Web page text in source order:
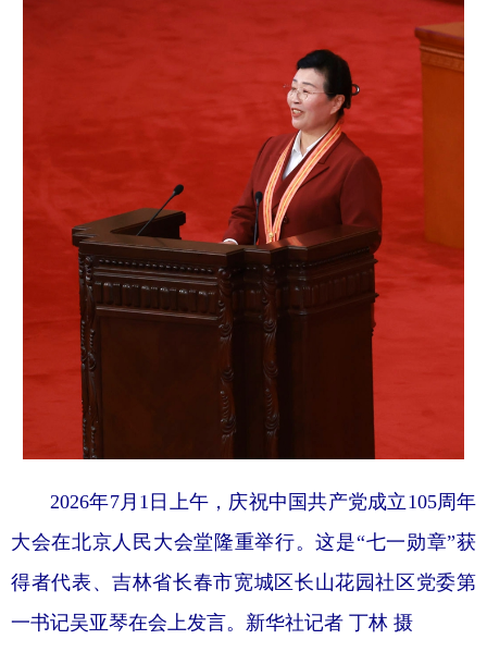
2026年7月1日上午，庆祝中国共产党成立105周年
大会在北京人民大会堂隆重举行。这是“七一勋章”获
得者代表、吉林省长春市宽城区长山花园社区党委第
一书记吴亚琴在会上发言。新华社记者 丁林 摄